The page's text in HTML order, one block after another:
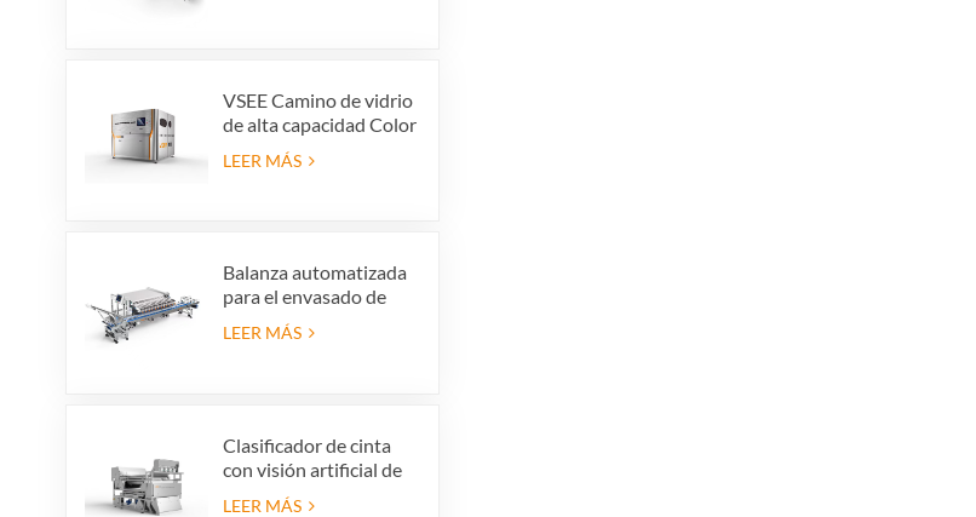
VSEE Camino de vidrio
de alta capacidad Color
Colorido Máquinas de
clasificación de color de
LEER MÁS
Balanza automatizada
para el envasado de
arándanos que ahorra
mano de obra con
LEER MÁS
Clasificador de cinta
con visión artificial de
alta precisión
LEER MÁS